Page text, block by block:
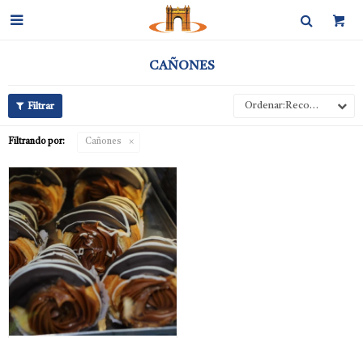

CAÑONES
Recomendados
Filtrando por: Cañones